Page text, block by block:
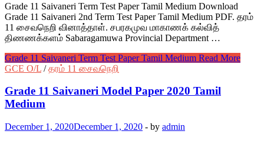
Grade 11 Saivaneri Term Test Paper Tamil Medium Download
Grade 11 Saivaneri 2nd Term Test Paper Tamil Medium PDF. தரம்
11 சைவநெறி வினாத்தாள். சபரகமுவ மாகாணக் கல்வித்
திணணக்களம் Sabaragamuwa Provincial Department …
Grade 11 Saivaneri Term Test Paper Tamil Medium Read More
GCE O/L /தரம் 11 சைவநெறி
Grade 11 Saivaneri Model Paper 2020 Tamil
Medium
December 1, 2020December 1, 2020 - by admin